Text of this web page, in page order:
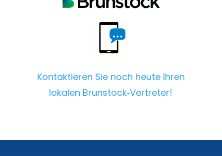
Kontaktieren Sie noch heute Ihren
lokalen Brunstock‑Vertreter!